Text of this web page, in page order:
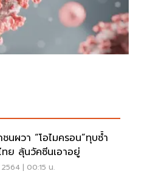
นผวา “โอไมครอน”ทุบซํ้า
ทย ลุ้นวัคซีนเอาอยู่
| 00:15 น.